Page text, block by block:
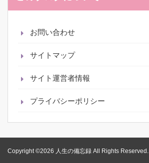
お問い合わせ
サイトマップ
サイト運営者情報
プライバシーポリシー
Copyright ©2026 人生の備忘録 All Rights Reserved.